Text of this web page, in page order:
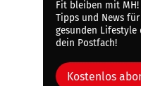
Fit bleiben mit MH!
Tipps und News
gesunden Lifestyle
dein Postfach!
Kostenlos